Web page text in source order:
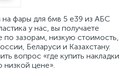
фары для бмв 5 е39 из АБС
у нас, вы получаете
по зазорам, низкую стоимость,
Беларуси и Казахстану.
вопрос «где купить накладки
низкой цене».